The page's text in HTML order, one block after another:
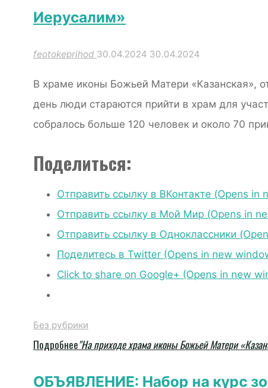
Иерусалим»
feotokeprihod 30.04.2024 30.04.2024
В храме иконы Божьей Матери «Казанская»,
день люди стараются прийти в храм для
собралось больше 120 человек и около 70
Поделиться:
Отправить ссылку в ВКонтакте (Opens in
Отправить ссылку в Мой Мир (Opens in
Отправить ссылку в Одноклассники
Поделитесь в Twitter (Opens in new
Click to share on Google+ (Opens in new
Без рубрики
Подробнее"На приходе храма иконы Божьей Матери
ОБЪЯВЛЕНИЕ: Набор на курс